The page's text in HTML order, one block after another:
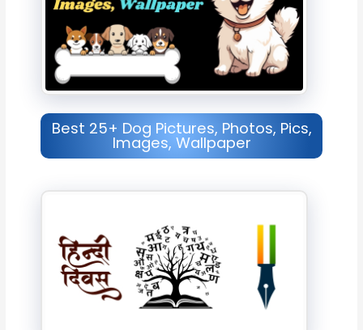
Best 25+ Dog Pictures, Photos, Pics,
Images, Wallpaper